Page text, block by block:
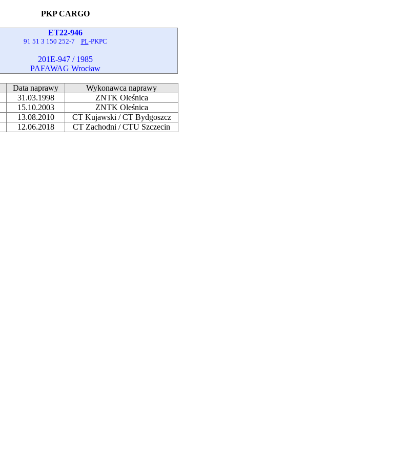
PKP CARGO
ET22-946
91 51 3 150 252-7 PL-PKPC
201E-947 / 1985
PAFAWAG Wrocław
Data naprawy
Wykonawca naprawy
31.03.1998
ZNTK Oleśnica
15.10.2003
ZNTK Oleśnica
13.08.2010
CT Kujawski / CT Bydgoszcz
12.06.2018 CT Zachodni / CTU Szczecin